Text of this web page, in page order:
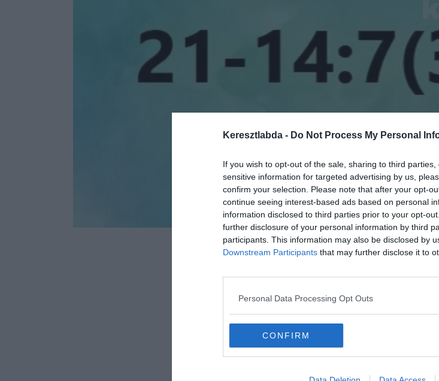
Keresztlabda - Do Not Process My Personal
If you wish to opt-out of the sale, sharing to third
sensitive information for targeted advertising by us,
confirm your selection. Please note that after your opt-
continue seeing interest-based ads based on personal
information disclosed to third parties prior to your opt-
further disclosure of your personal information by third
participants. This information may also be disclosed by
Downstream Participants that may further disclose it to
Personal Data Processing Opt Outs
CONFIRM
Hirdetés